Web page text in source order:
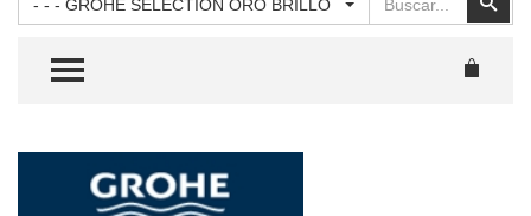
- - - GROHE SELECTION ORO BRILLO
TOGGLE MENU